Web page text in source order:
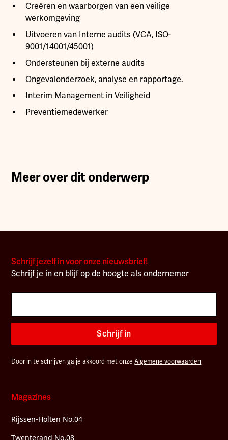
Creëren en waarborgen van een veilige
werkomgeving
Uitvoeren van Interne audits (VCA, ISO-
9001/14001/45001)
Ondersteunen bij externe audits
Ongevalonderzoek, analyse en rapportage.
Interim Management in Veiligheid
Preventiemedewerker
Meer over dit onderwerp
Schrijf jezelf in voor onze nieuwsbrief!
Schrijf je in en blijf op de hoogte als ondernemer
Schrijf in
Door in te schrijven ga je akkoord met onzeAlgemene voorwaarden
Magazines
Rijssen-Holten No.04
Twenterand No.08